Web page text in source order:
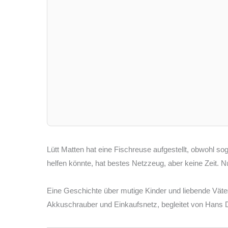
Lütt Matten hat eine Fischreuse aufgestellt, obwohl
helfen könnte, hat bestes Netzzeug, aber keine Zeit.
Eine Geschichte über mutige Kinder und liebende
Akkuschrauber und Einkaufsnetz, begleitet von Hans